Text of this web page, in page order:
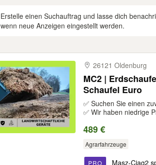
Erstelle einen Suchauftrag und lasse dich
wenn neue Anzeigen eingestellt werden.
26121 Oldenburg
MC2 |
Schaufel Euro
✅ Suchen Sie einen
✅ Wir haben niedrige
489 €
Agrarfahrzeuge
PRO Masz-Ciag2